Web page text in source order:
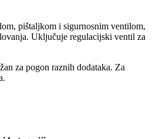
pištaljkom i sigurnosnim ventilom,
Uključuje regulacijski ventil za
za pogon raznih dodataka. Za